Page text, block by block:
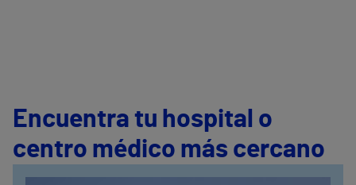
Encuentra tu hospital o
centro médico más cercano